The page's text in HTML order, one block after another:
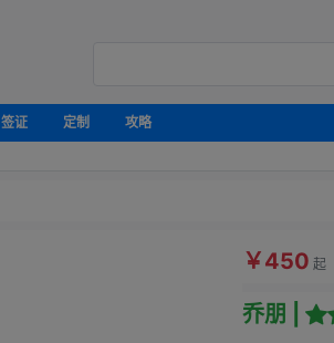
签证 定制
攻略
￥450 起
乔朋 |